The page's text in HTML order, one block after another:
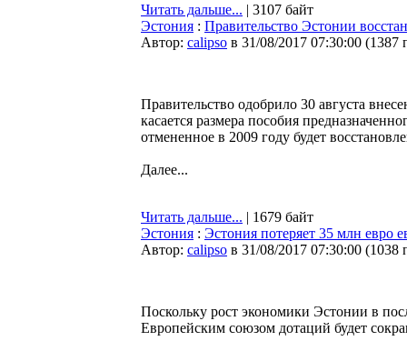
Читать дальше... | 3107 байт
Эстония : Правительство Эстонии
Автор: calipso в 31/08/2017 07:30:00 (1387
Правительство одобрило 30 августа
касается размера пособия
отмененное в 2009 году будет
Далее...
Читать дальше... | 1679 байт
Эстония : Эстония потеряет 35 млн евро
Автор: calipso в 31/08/2017 07:30:00 (1038
Поскольку рост экономики Эстонии в
Европейским союзом дотаций будет